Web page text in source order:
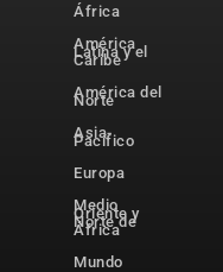
África
América
Latina y el
Caribe
América del
Norte
Asia-
Pacífico
Europa
Medio
Oriente y
Norte de
África
Mundo